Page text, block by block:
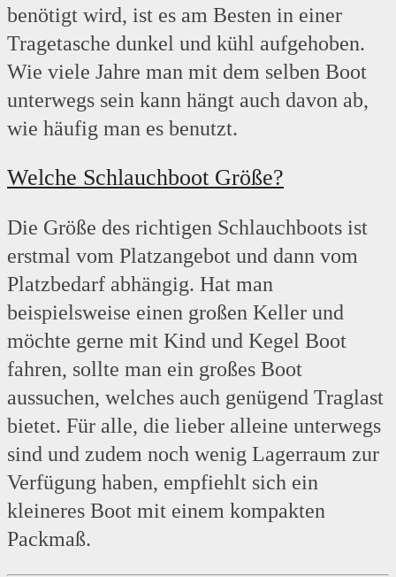
benötigt wird, ist es am Besten in einer
Tragetasche dunkel und kühl aufgehoben.
Wie viele Jahre man mit dem selben Boot
unterwegs sein kann hängt auch davon ab,
wie häufig man es benutzt.
Welche Schlauchboot Größe?
Die Größe des richtigen Schlauchboots ist
erstmal vom Platzangebot und dann vom
Platzbedarf abhängig. Hat man
beispielsweise einen großen Keller und
möchte gerne mit Kind und Kegel Boot
fahren, sollte man ein großes Boot
aussuchen, welches auch genügend Traglast
bietet. Für alle, die lieber alleine unterwegs
sind und zudem noch wenig Lagerraum zur
Verfügung haben, empfiehlt sich ein
kleineres Boot mit einem kompakten
Packmaß.